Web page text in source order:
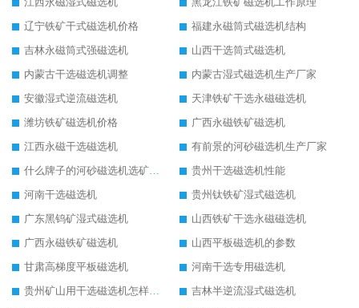
辽宁铁矿干式磁选机价格
福建永磁筒式磁选机结构
吉林永磁筒式强磁选机
山西干选筒式磁选机
内蒙古干选磁选机调整
内蒙古湿式磁选机生产厂家
安徽湿式逆流磁选机
天津铁矿干选永磁磁选机
潍坊铁矿磁选机价格
广西永磁铁矿磁选机
江西永磁干选磁选机
有前景的河砂磁选机生产厂家
什么牌子的河砂磁选机选矿效果好
贵州干选磁选机性能
河南干选磁选机
贵州钛铁矿湿式磁选机
广东黑钨矿湿式磁选机
山西铁矿干选永磁磁选机
广西永磁铁矿磁选机
山西平板磁选机的参数
甘肃高梯度平板磁选机
河南干选专用磁选机
贵州矿山用干选磁选机怎样调磁
吉林半逆流湿式磁选机